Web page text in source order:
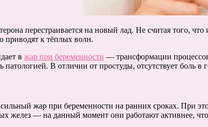
перестраивается на новый лад. Не считая
приводят к тёплых волн.
в жар при беременности — трансформации
патологией. В отличии от простуды, отсутствует боль
жар при беременности на ранних сроках. При
желез — на данный момент они работают активнее, что